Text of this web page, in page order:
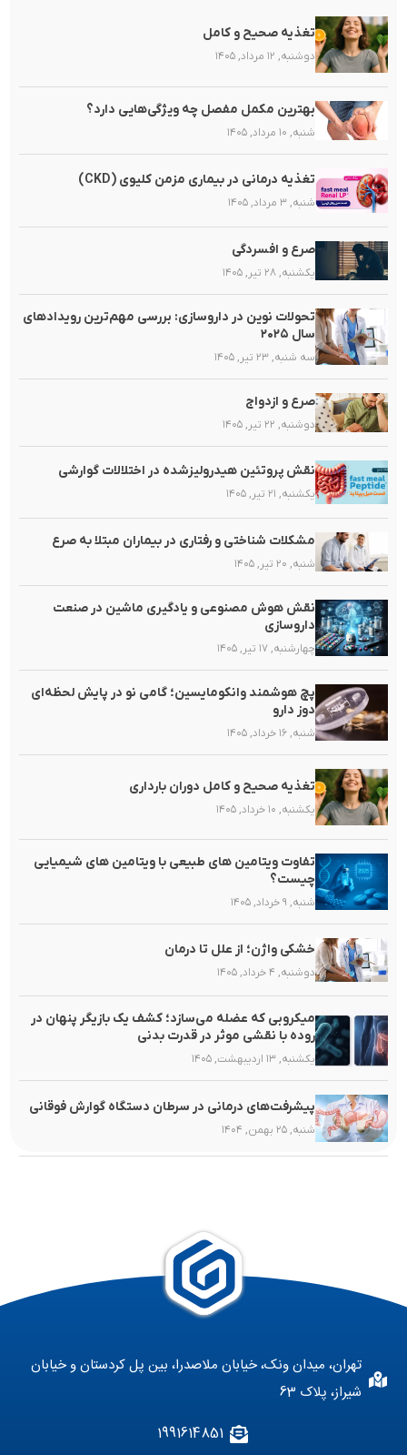
تغذیه صحیح و کامل
دوشنبه, ۱۲ مرداد, ۱۴۰۵
بهترین مکمل مفصل چه ویژگی‌هایی دارد؟
شنبه, ۱۰ مرداد, ۱۴۰۵
تغذیه‌ درمانی در بیماری مزمن کلیوی (CKD)
شنبه, ۳ مرداد, ۱۴۰۵
صرع و افسردگی
یکشنبه, ۲۸ تیر, ۱۴۰۵
تحولات نوین در داروسازی: بررسی مهم‌ترین رویدادهای
سال ۲۰۲۵
سه شنبه, ۲۳ تیر, ۱۴۰۵
صرع و ازدواج
دوشنبه, ۲۲ تیر, ۱۴۰۵
نقش پروتئین هیدرولیزشده در اختلالات گوارشی
یکشنبه, ۲۱ تیر, ۱۴۰۵
مشکلات شناختی و رفتاری در بیماران مبتلا به صرع
شنبه, ۲۰ تیر, ۱۴۰۵
نقش هوش مصنوعی و یادگیری ماشین در صنعت
داروسازی
چهارشنبه, ۱۷ تیر, ۱۴۰۵
پچ هوشمند وانکومایسین؛ گامی نو در پایش لحظه‌ای
دوز دارو
شنبه, ۱۶ خرداد, ۱۴۰۵
تغذیه صحیح و کامل دوران بارداری
یکشنبه, ۱۰ خرداد, ۱۴۰۵
تفاوت ویتامین های طبیعی با ویتامین های شیمیایی
چیست؟
شنبه, ۹ خرداد, ۱۴۰۵
خشکی واژن؛ از علل تا درمان
دوشنبه, ۴ خرداد, ۱۴۰۵
میکروبی که عضله می‌سازد؛ کشف یک بازیگر پنهان در
روده با نقشی موثر در قدرت بدنی
یکشنبه, ۱۳ اردیبهشت, ۱۴۰۵
پیشرفت‌های درمانی در سرطان دستگاه گوارش فوقانی
شنبه, ۲۵ بهمن, ۱۴۰۴
تهران، میدان ونک، خیابان ملاصدرا، بین پل کردستان و خیابان
شیراز، پلاک 63
1991614851